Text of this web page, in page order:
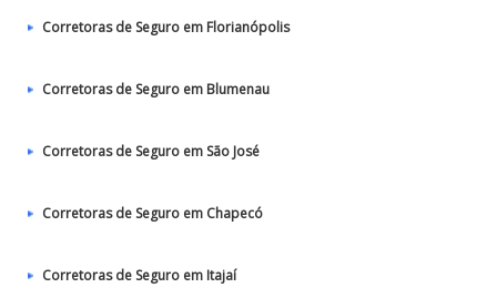
Corretoras de Seguro em Florianópolis
Corretoras de Seguro em Blumenau
Corretoras de Seguro em São José
Corretoras de Seguro em Chapecó
Corretoras de Seguro em Itajaí